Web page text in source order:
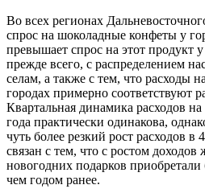
Во всех регионах
спрос на шоколадные конфеты у
превышает спрос на этот продукт
прежде всего, с распределением
селам, а также с тем, что расходы
городах примерно соответствуют
Квартальная динамика расходов
года практически одинакова,
чуть более резкий рост расходов
связан с тем, что с ростом
новогодних подарков
чем годом ранее.